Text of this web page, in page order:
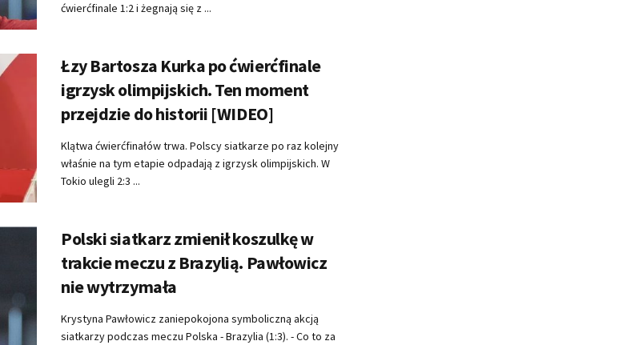
ćwierćfinale 1:2 i żegnają się z ...
Łzy Bartosza Kurka po ćwierćfinale
igrzysk olimpijskich. Ten moment
przejdzie do historii [WIDEO]
Klątwa ćwierćfinałów trwa. Polscy siatkarze po raz kolejny
właśnie na tym etapie odpadają z igrzysk olimpijskich. W
Tokio ulegli 2:3 ...
Polski siatkarz zmienił koszulkę w
trakcie meczu z Brazylią. Pawłowicz
nie wytrzymała
Krystyna Pawłowicz zaniepokojona symboliczną akcją
siatkarzy podczas meczu Polska - Brazylia (1:3). - Co to za